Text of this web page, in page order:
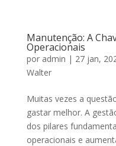
Manutenção: A
Operacionais
por admin | 27 jan,
Walter
Muitas vezes a
gastar melhor. A
dos pilares
operacionais e